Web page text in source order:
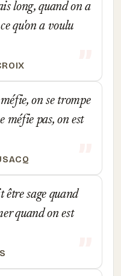
long, quand on a
qu'on a voulu
on se trompe
méfie pas, on est
sage quand
quand on est